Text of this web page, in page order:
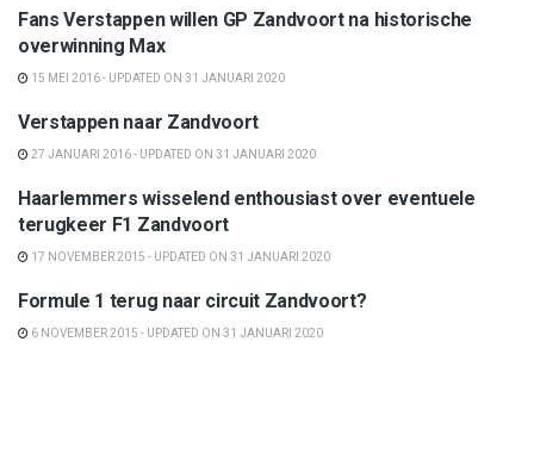
Fans Verstappen willen GP Zandvoort na historische
overwinning Max
15 MEI 2016 - UPDATED ON 31 JANUARI 2020
Verstappen naar Zandvoort
27 JANUARI 2016 - UPDATED ON 31 JANUARI 2020
Haarlemmers wisselend enthousiast over eventuele
terugkeer F1 Zandvoort
17 NOVEMBER 2015 - UPDATED ON 31 JANUARI 2020
Formule 1 terug naar circuit Zandvoort?
6 NOVEMBER 2015 - UPDATED ON 31 JANUARI 2020